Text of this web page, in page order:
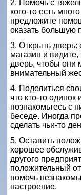
2. Помочь с
кого-то есть
предложите
оказать большую
3. Открыть дверь:
магазин и
дверь, чтобы они
внимательный
4. Поделиться
что кто-то одинок
познакомьтесь с
беседе. Иногда
сделать чьи-то
5. Оставить
хорошее
другого
положительный
помочь
настроение.